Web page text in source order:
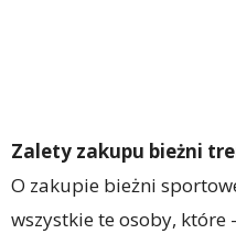
Zalety zakupu bieżni
O zakupie bieżni
wszystkie te osoby, które